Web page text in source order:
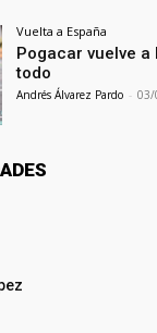
Vuelta a España
Pogacar vuelve a
todo
Andrés Álvarez Pardo - 03/